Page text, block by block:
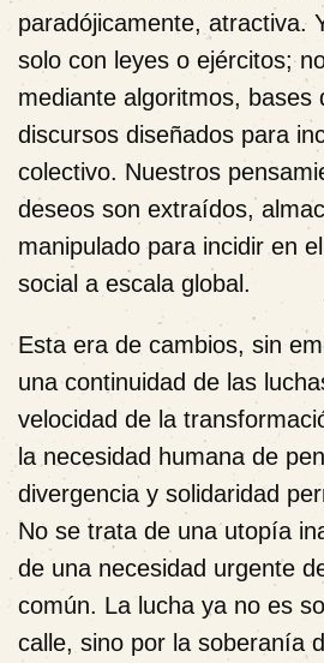
paradójicamente, atractiva.
solo con leyes o ejércitos;
mediante algoritmos, bases
discursos diseñados para
colectivo. Nuestros
deseos son extraídos,
manipulado para incidir en
social a escala global.
Esta era de cambios, sin
una continuidad de las
velocidad de la
la necesidad humana de
divergencia y solidaridad
No se trata de una utopía
de una necesidad urgente
común. La lucha ya no es
calle, sino por la soberanía